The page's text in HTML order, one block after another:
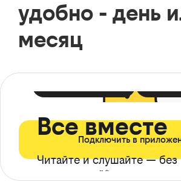
удобно - день
месяц
Все вместе
Читайте и слушайте — без
ограничений*
Подключить в